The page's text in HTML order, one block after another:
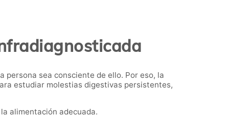
sea consciente de ello. Por eso, la
estudiar molestias digestivas persistentes,
alimentación adecuada.